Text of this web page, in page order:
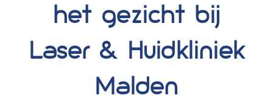
het gezicht bij
Laser & Huidkliniek
Malden